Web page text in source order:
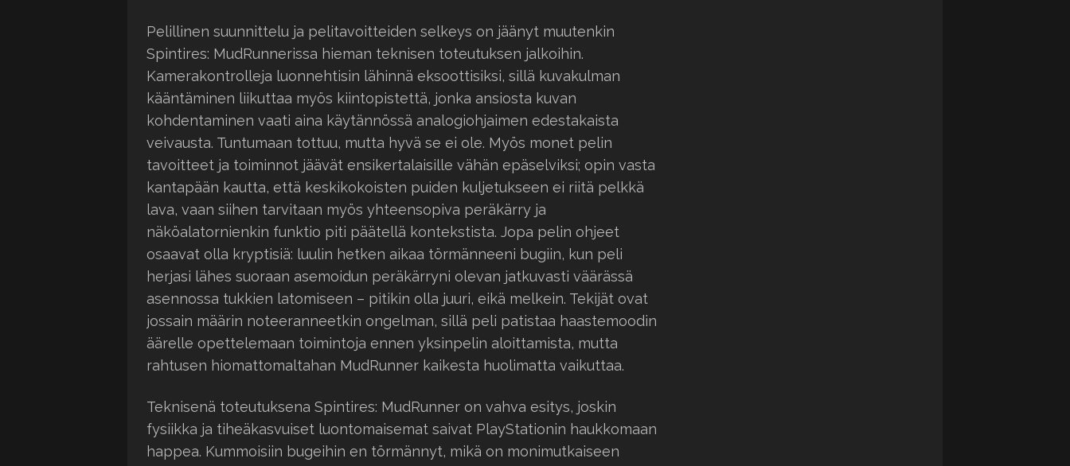
Pelillinen suunnittelu ja pelitavoitteiden selkeys on jäänyt muutenkin
Spintires: MudRunnerissa hieman teknisen toteutuksen jalkoihin.
Kamerakontrolleja luonnehtisin lähinnä eksoottisiksi, sillä kuvakulman
kääntäminen liikuttaa myös kiintopistettä, jonka ansiosta kuvan
kohdentaminen vaati aina käytännössä analogiohjaimen edestakaista
veivausta. Tuntumaan tottuu, mutta hyvä se ei ole. Myös monet pelin
tavoitteet ja toiminnot jäävät ensikertalaisille vähän epäselviksi; opin vasta
kantapään kautta, että keskikokoisten puiden kuljetukseen ei riitä pelkkä
lava, vaan siihen tarvitaan myös yhteensopiva peräkärry ja
näköalatornienkin funktio piti päätellä kontekstista. Jopa pelin ohjeet
osaavat olla kryptisiä: luulin hetken aikaa törmänneeni bugiin, kun peli
herjasi lähes suoraan asemoidun peräkärryni olevan jatkuvasti väärässä
asennossa tukkien latomiseen – pitikin olla juuri, eikä melkein. Tekijät ovat
jossain määrin noteeranneetkin ongelman, sillä peli patistaa haastemoodin
äärelle opettelemaan toimintoja ennen yksinpelin aloittamista, mutta
rahtusen hiomattomaltahan MudRunner kaikesta huolimatta vaikuttaa.
Teknisenä toteutuksena Spintires: MudRunner on vahva esitys, joskin
fysiikka ja tiheäkasvuiset luontomaisemat saivat PlayStationin haukkomaan
happea. Kummoisiin bugeihin en törmännyt, mikä on monimutkaiseen